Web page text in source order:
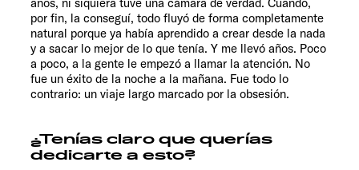
por fin, la conseguí, todo fluyó de forma completamente
natural porque ya había aprendido a crear desde la nada
y a sacar lo mejor de lo que tenía. Y me llevó años. Poco
a poco, a la gente le empezó a llamar la atención. No
fue un éxito de la noche a la mañana. Fue todo lo
contrario: un viaje largo marcado por la obsesión.
¿Tenías claro que querías
dedicarte a esto?